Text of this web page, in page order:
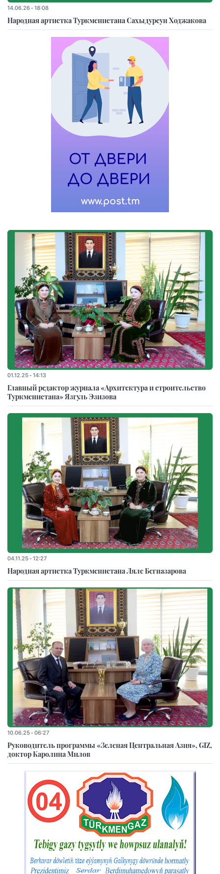
14.06.26 - 18:08
Народная артистка Туркменистана Сахыдурсун Ходжакова
01.12.25 - 14:13
Главный редактор журнала «Архитектура и строительство
Туркменистана» Язгуль Эзизова
04.11.25 - 12:27
Народная артистка Туркменистана Ляле Бегназарова
10.06.25 - 06:27
Руководитель программы «Зеленая Центральная Азия», GIZ,
доктор Каролина Милов